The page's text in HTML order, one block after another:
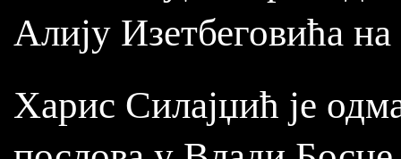
Алију Изетбеговића
Харис Силајџић је